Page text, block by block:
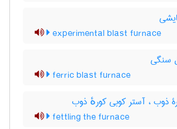
experimental blast furnace
سنگی
ferric blast furnace
ذوب ، آستر کوبی کورهٔ ذوب
fettling the furnace